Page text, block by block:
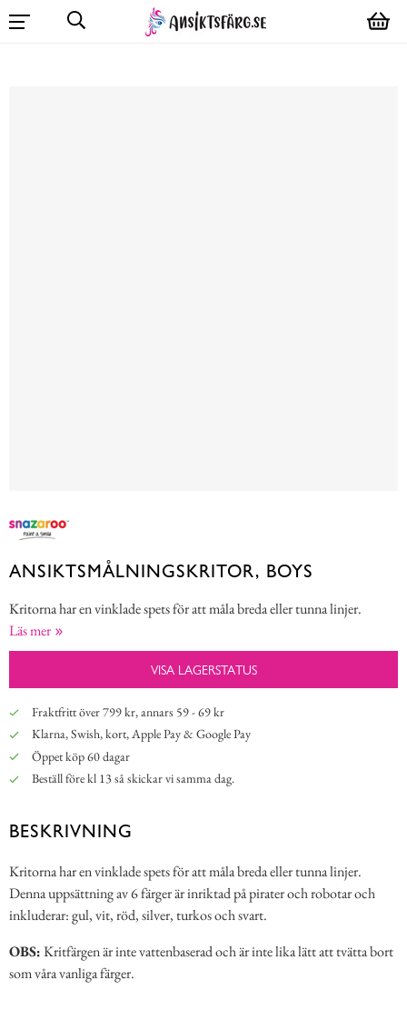
ANSIKTSMÅLNINGSKRITOR, BOYS
Kritorna har en vinklade spets för att måla breda eller tunna linjer.
Läs mer
VISA LAGERSTATUS
Fraktfritt över 799 kr, annars 59 - 69 kr
Klarna, Swish, kort, Apple Pay & Google Pay
Öppet köp 60 dagar
Beställ före kl 13 så skickar vi samma dag.
BESKRIVNING
Kritorna har en vinklade spets för att måla breda eller tunna linjer.
Denna uppsättning av 6 färger är inriktad på pirater och robotar och
inkluderar: gul, vit, röd, silver, turkos och svart.
OBS:Kritfärgen är inte vattenbaserad och är inte lika lätt att tvätta bort
som våra vanliga färger.